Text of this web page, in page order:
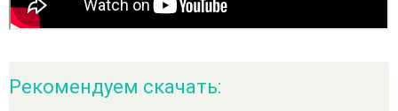
Рекомендуем скачать: